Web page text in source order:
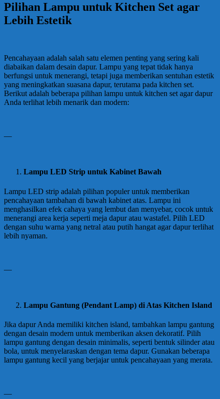
Pilihan Lampu untuk Kitchen Set agar
Lebih Estetik
Pencahayaan adalah salah satu elemen penting yang sering kali
diabaikan dalam desain dapur. Lampu yang tepat tidak hanya
berfungsi untuk menerangi, tetapi juga memberikan sentuhan estetik
yang meningkatkan suasana dapur, terutama pada kitchen set.
Berikut adalah beberapa pilihan lampu untuk kitchen set agar dapur
Anda terlihat lebih menarik dan modern:
—
Lampu LED Strip untuk Kabinet Bawah
Lampu LED strip adalah pilihan populer untuk memberikan
pencahayaan tambahan di bawah kabinet atas. Lampu ini
menghasilkan efek cahaya yang lembut dan menyebar, cocok untuk
menerangi area kerja seperti meja dapur atau wastafel. Pilih LED
dengan suhu warna yang netral atau putih hangat agar dapur terlihat
lebih nyaman.
—
Lampu Gantung (Pendant Lamp) di Atas Kitchen Island
Jika dapur Anda memiliki kitchen island, tambahkan lampu gantung
dengan desain modern untuk memberikan aksen dekoratif. Pilih
lampu gantung dengan desain minimalis, seperti bentuk silinder atau
bola, untuk menyelaraskan dengan tema dapur. Gunakan beberapa
lampu gantung kecil yang berjajar untuk pencahayaan yang merata.
—